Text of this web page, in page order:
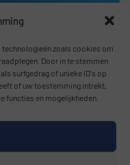
technologieën zoals cookies om
Door in te stemmen
surfgedrag of unieke ID's op
of uw toestemming intrekt,
functies en mogelijkheden.